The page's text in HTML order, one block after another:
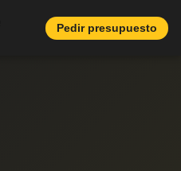
Pedir presupuesto